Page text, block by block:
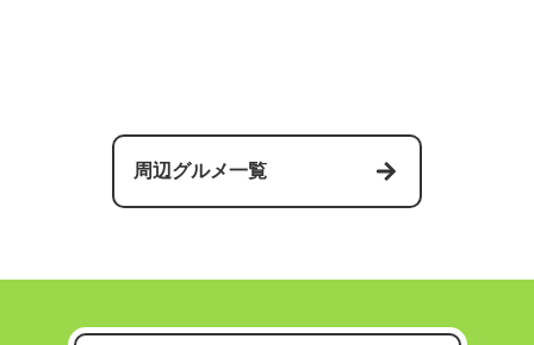
周辺グルメ一覧